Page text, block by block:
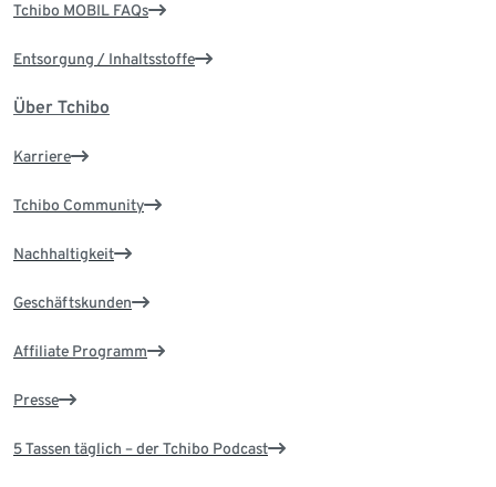
Tchibo MOBIL FAQs
Entsorgung / Inhaltsstoffe
Über Tchibo
Karriere
Tchibo Community
Nachhaltigkeit
Geschäftskunden
Affiliate Programm
Presse
5 Tassen täglich – der Tchibo Podcast